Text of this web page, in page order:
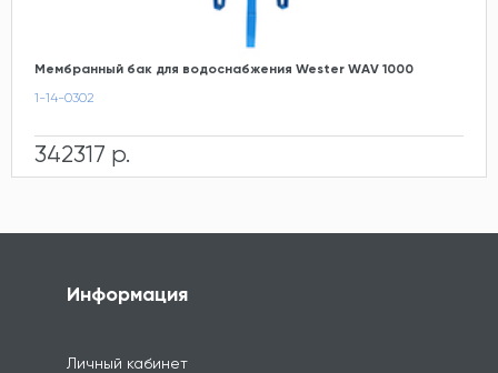
Мембранный бак для водоснабжения Wester WAV 1000
1-14-0302
342317 р.
Информация
Личный кабинет